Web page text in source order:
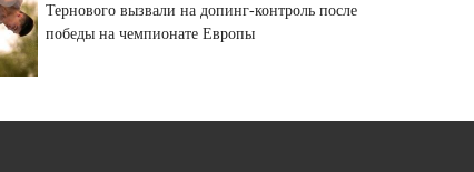
Тернового вызвали на допинг-контроль после
победы на чемпионате Европы